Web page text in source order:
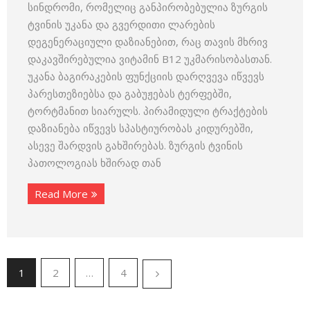
სინდრომი, რომელიც განპირობებულია ზურგის
ტვინის უკანა და გვერდითი ლარების
დეგენერაციული დაზიანებით, რაც თავის მხრივ
დაკავშირებულია ვიტამინ B12 უკმარისობასთან.
უკანა ბაგირაკების ფუნქციის დარღვევა იწვევს
პარესთეზიებსა და გაბუჟებას ტერფებში,
ტორტმანით სიარულს. პირამიდული ტრაქტების
დაზიანება იწვევს სპასტიურობას კიდურებში,
ასევე შარდვის გახშირებას. ზურგის ტვინის
პათოლოგიას ხშირად თან
Read More
1 2 … 4